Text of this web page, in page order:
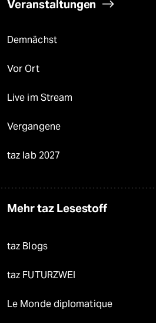
Veranstaltungen
Demnächst
Vor Ort
Live im Stream
Vergangene
taz lab 2027
Mehr taz Lesestoff
taz Blogs
taz FUTURZWEI
Le Monde diplomatique